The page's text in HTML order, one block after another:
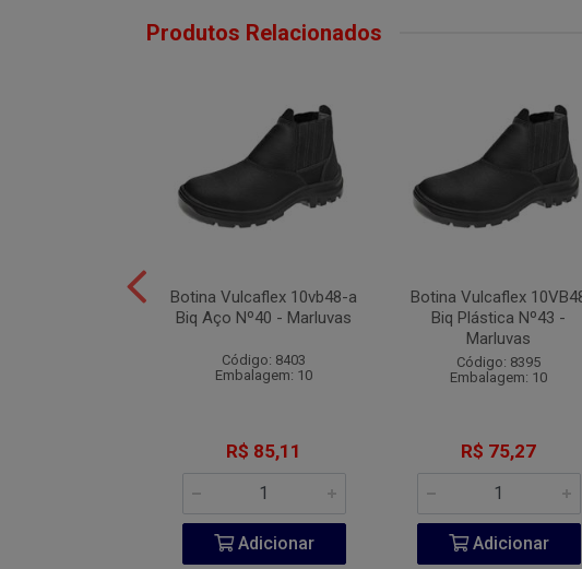
Produtos Relacionados
Botina Vulcaflex 10vb48-a
Biq Aço Nº40 - Marluvas
Código: 8403
Embalagem: 10
R$ 85,11
Adicionar
Botina Vulcaflex
Biq Plástica Nº43 -
Marluvas
Código: 8395
Embalagem: 10
R$ 75,27
Adicionar